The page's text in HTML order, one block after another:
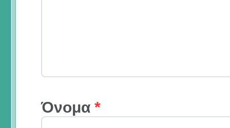
Όνομα *